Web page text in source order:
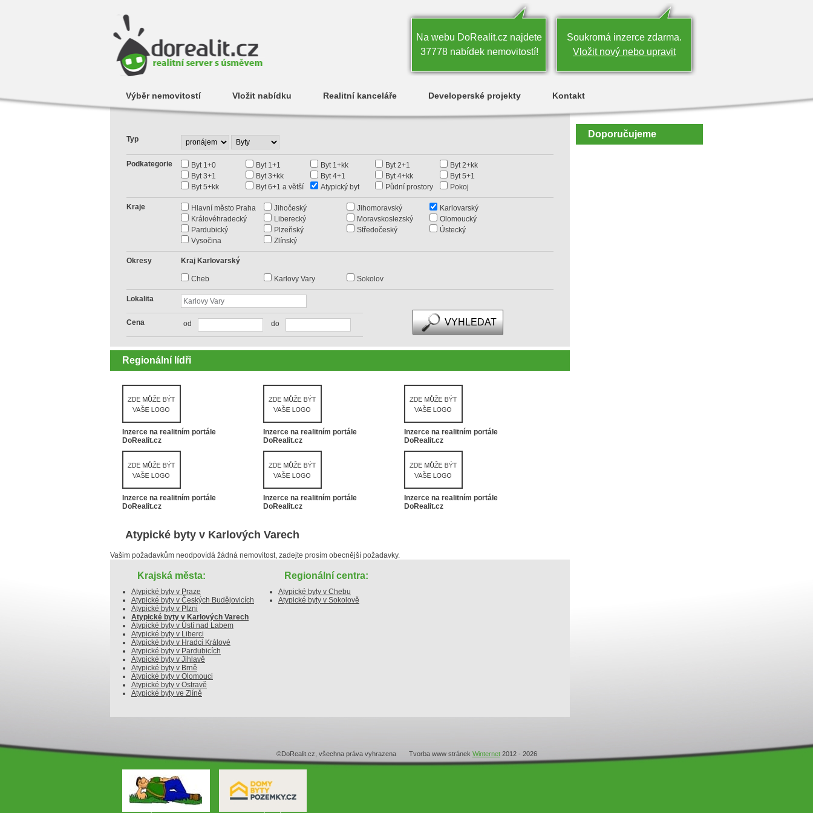
Na webu DoRealit.cz najdete
37778 nabídek nemovitostí!
Soukromá inzerce zdarma.
Vložit nový nebo upravit
Výběr nemovitostí Vložit nabídku Realitní kanceláře Developerské projekty Kontakt
Typ
Podkategorie Byt 1+0 Byt 1+1 Byt 1+kk Byt 2+1
Byt 2+kk
Byt 3+1
Byt 3+kk Byt 4+1 Byt 4+kk
Byt 5+1
Byt 5+kk
Byt 6+1 a větší Atypický byt Půdní prostory Pokoj
Kraje Hlavní město Praha Jihočeský Jihomoravský
Karlovarský
Královéhradecký
Liberecký Moravskoslezský
Olomoucký
Pardubický
Plzeňský Středočeský
Ústecký
Vysočina
Zlínský
Okresy Kraj Karlovarský
Cheb Karlovy Vary Sokolov
Lokalita
Cena od do
Regionální lídři
Inzerce na realitním portále
DoRealit.cz
Inzerce na realitním portále
DoRealit.cz
Inzerce na realitním portále
DoRealit.cz
Inzerce na realitním portále
DoRealit.cz
Inzerce na realitním portále
DoRealit.cz
Inzerce na realitním portále
DoRealit.cz
Atypické byty v Karlových Varech
Vašim požadavkům neodpovídá žádná nemovitost, zadejte prosím obecnější požadavky.
Krajská města:
Atypické byty v Praze
Atypické byty v Českých Budějovicích
Atypické byty v Plzni
Atypické byty v Karlových Varech
Atypické byty v Ústí nad Labem
Atypické byty v Liberci
Atypické byty v Hradci Králové
Atypické byty v Pardubicích
Atypické byty v Jihlavě
Atypické byty v Brně
Atypické byty v Olomouci
Atypické byty v Ostravě
Atypické byty ve Zlíně
Regionální centra:
Atypické byty v Chebu
Atypické byty v Sokolově
Doporučujeme
©DoRealit.cz, všechna práva vyhrazena Tvorba www stránek Winternet2012 - 2026